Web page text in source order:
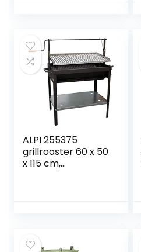
outdoor camping
picknick koken
ALPI 255375
grillrooster 60 x 50
x 115 cm,